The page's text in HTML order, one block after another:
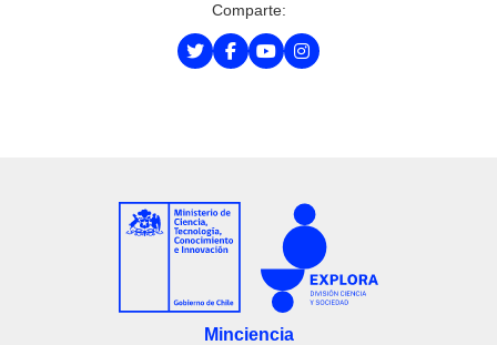
Comparte:
Minciencia